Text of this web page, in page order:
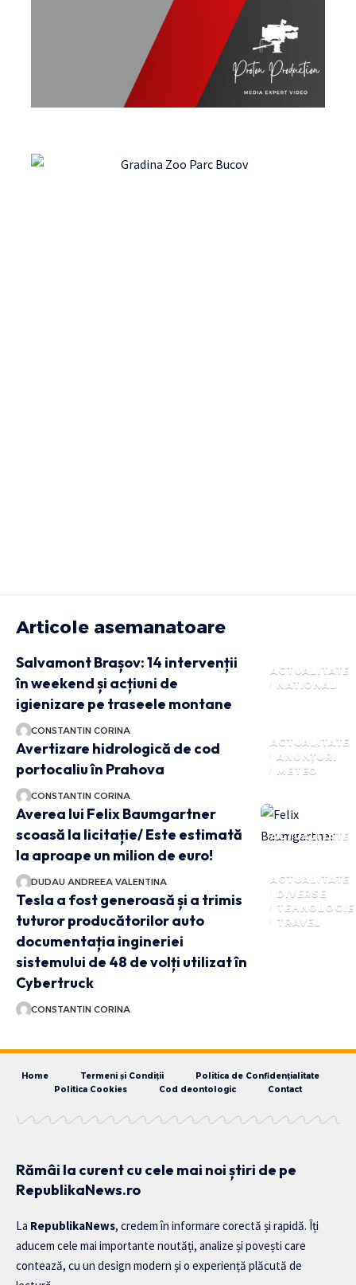
Articole asemanatoare
ACTUALITATE
NATIONAL
Salvamont Brașov: 14 intervenții
în weekend și acțiuni de
igienizare pe traseele montane
CONSTANTIN CORINA
ACTUALITATE
ANUNȚURI
METEO
Avertizare hidrologică de cod
portocaliu în Prahova
CONSTANTIN CORINA
ACTUALITATE
Averea lui Felix Baumgartner
scoasă la licitație/ Este estimată
la aproape un milion de euro!
DUDAU ANDREEA VALENTINA
ACTUALITATE
DIVERSE
TEHNOLOGIE
TRAVEL
Tesla a fost generoasă și a trimis
tuturor producătorilor auto
documentația ingineriei
sistemului de 48 de volți utilizat în
Cybertruck
CONSTANTIN CORINA
Home Termeni și Condiții
Politica de Confidențialitate
Politica Cookies
Cod deontologic Contact
Rămâi la curent cu cele mai noi știri de pe
RepublikaNews.ro
La RepublikaNews, credem în informare corectă și rapidă. Îți
aducem cele mai importante noutăți, analize și povești care
contează, cu un design modern și o experiență plăcută de